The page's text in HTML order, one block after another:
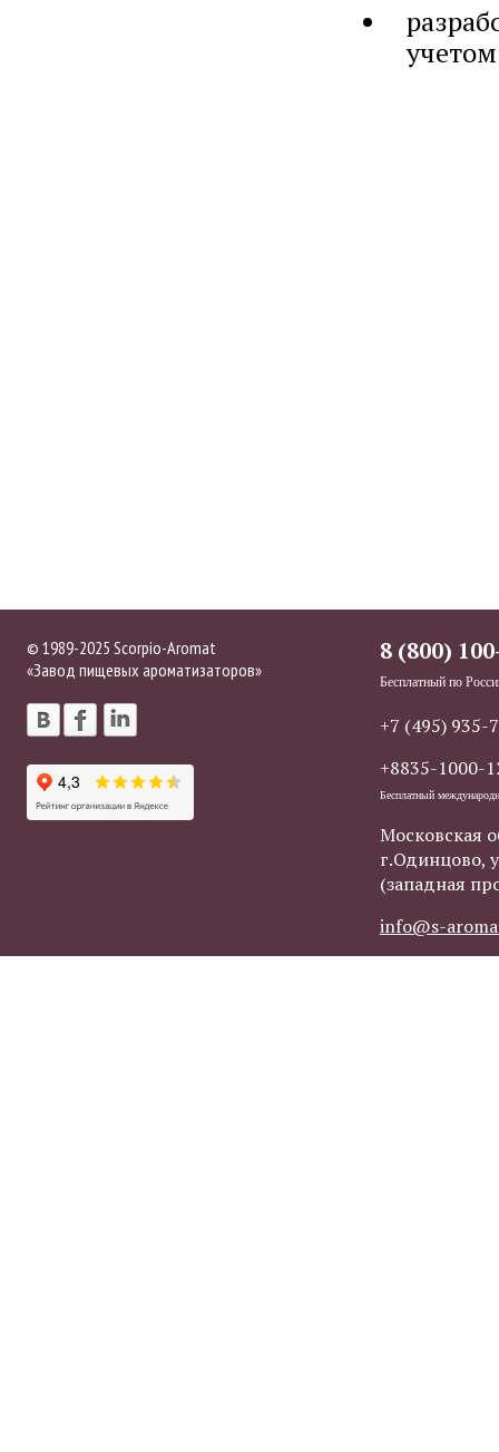
© 1989-2025 Scorpio-Aromat
«Завод пищевых ароматизаторов»
8 (800)
Бесплатный по
+7 (495) 935-
+8835-1000-
Бесплатный
Московская
г.Одинцово,
(западная
info@s-